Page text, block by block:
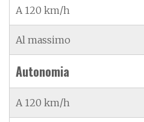
A 120 km/h
Al massimo
Autonomia
A 120 km/h